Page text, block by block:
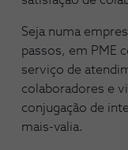
Seja numa
passos, em PME
serviço de
colaboradores e
conjugação de
mais-valia.